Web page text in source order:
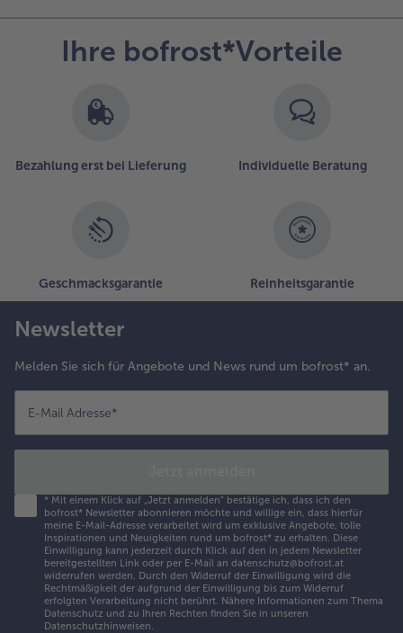
Ihre bofrost*Vorteile
Bezahlung erst bei Lieferung Individuelle Beratung
Geschmacksgarantie Reinheitsgarantie
Newsletter
Melden Sie sich für Angebote und News rund um bofrost* an.
E-Mail Adresse*
* Mit einem Klick auf „Jetzt anmelden" bestätige ich, dass ich den
bofrost* Newsletter abonnieren möchte und willige ein, dass hierfür
meine E-Mail-Adresse verarbeitet wird um exklusive Angebote, tolle
Inspirationen und Neuigkeiten rund um bofrost* zu erhalten. Diese
Einwilligung kann jederzeit durch Klick auf den in jedem Newsletter
bereitgestellten Link oder per E-Mail an datenschutz@bofrost.at
widerrufen werden. Durch den Widerruf der Einwilligung wird die
Rechtmäßigkeit der aufgrund der Einwilligung bis zum Widerruf
erfolgten Verarbeitung nicht berührt. Nähere Informationen zum Thema
Datenschutz und zu Ihren Rechten finden Sie in unseren
Datenschutzhinweisen.